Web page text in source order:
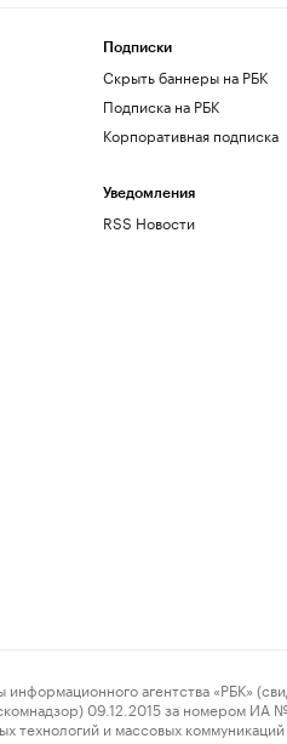
Подписки
Скрыть баннеры на РБК
Подписка на РБК
Корпоративная подписка
Уведомления
RSS Новости
агентства «РБК»
09.12.2015 за номером ИА
и массовых